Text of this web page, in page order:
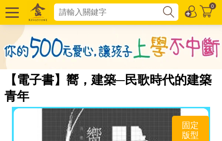
0
【電子書】嚮，建築─民歌時代的建築
青年
固定
版型